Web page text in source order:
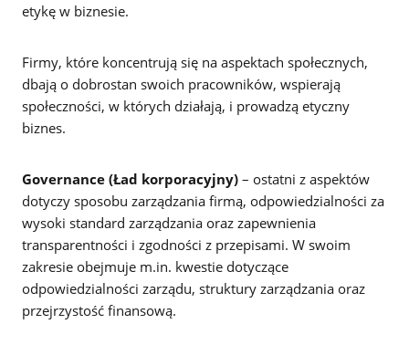
etykę w biznesie.
Firmy, które koncentrują się na aspektach społecznych,
dbają o dobrostan swoich pracowników, wspierają
społeczności, w których działają, i prowadzą etyczny
biznes.
Governance (Ład korporacyjny) – ostatni z aspektów
dotyczy sposobu zarządzania firmą, odpowiedzialności za
wysoki standard zarządzania oraz zapewnienia
transparentności i zgodności z przepisami. W swoim
zakresie obejmuje m.in. kwestie dotyczące
odpowiedzialności zarządu, struktury zarządzania oraz
przejrzystość finansową.